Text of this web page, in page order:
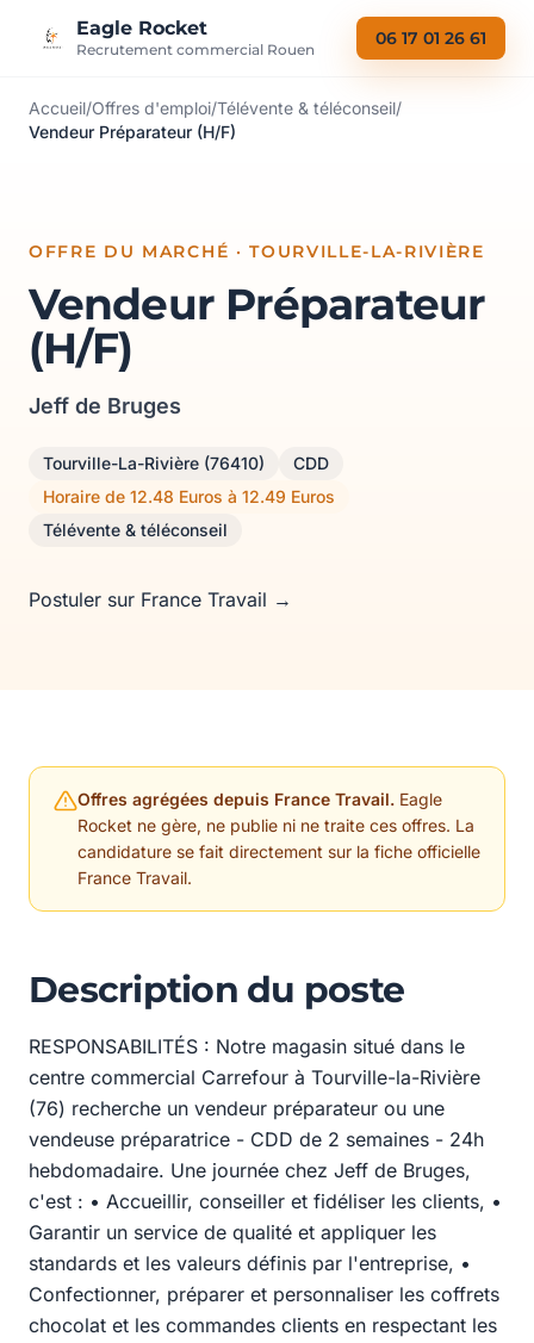
Eagle Rocket
Recrutement commercial Rouen
06 17 01 26 61
Accueil/Offres d'emploi/Télévente & téléconseil/
Vendeur Préparateur (H/F)
OFFRE DU MARCHÉ · TOURVILLE-LA-RIVIÈRE
Vendeur Préparateur
(H/F)
Jeff de Bruges
Tourville-La-Rivière (76410)
CDD
Horaire de 12.48 Euros à 12.49 Euros
Télévente & téléconseil
Postuler sur France Travail →
Offres agrégées depuis France Travail. Eagle
Rocket ne gère, ne publie ni ne traite ces offres. La
candidature se fait directement sur la fiche officielle
France Travail.
Description du poste
RESPONSABILITÉS : Notre magasin situé dans le
centre commercial Carrefour à Tourville-la-Rivière
(76) recherche un vendeur préparateur ou une
vendeuse préparatrice - CDD de 2 semaines - 24h
hebdomadaire. Une journée chez Jeff de Bruges,
c'est : • Accueillir, conseiller et fidéliser les clients, •
Garantir un service de qualité et appliquer les
standards et les valeurs définis par l'entreprise, •
Confectionner, préparer et personnaliser les coffrets
chocolat et les commandes clients en respectant les